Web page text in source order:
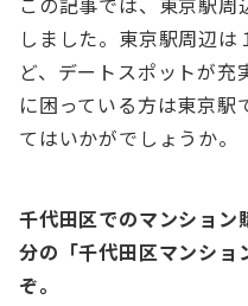
しました。東京駅周辺
ど、デートスポットが充
に困っている方は東京駅
てはいかがでしょうか。
千代田区でのマンション
分の「千代田区マンショ
ぞ。